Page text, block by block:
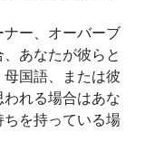
ー、オーバーブ
あなたが彼らと
国語、または彼
れる場合はあな
を持っている場